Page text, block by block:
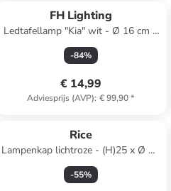
FH Lighting
Ledtafellamp "Kia" wit - Ø 16 cm x
(H)27 cm
-84%
€ 14,99
Adviesprijs (AVP): € 99,90*
Rice
Lampenkap lichtroze - (H)25 x Ø 40
cm
-55%